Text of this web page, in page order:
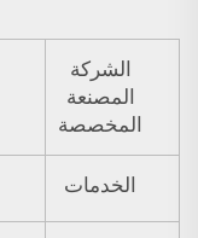
الشركة
المصنعة
المخصصة
الخدمات